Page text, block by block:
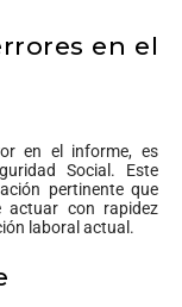
en el
en el informe, es
Social. Este
pertinente que
actuar con rapidez
laboral actual.